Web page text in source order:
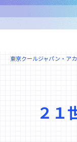
東京クールジャパン・ア
２１